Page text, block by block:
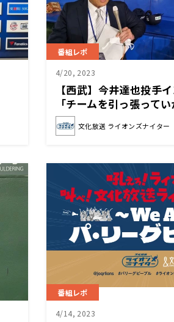
番組レポ
4/20, 2023
【西武】今井達也投手
「チームを引っ張って
立場」
文化放送 ライオンズナイター
番組レポ
4/14, 2023